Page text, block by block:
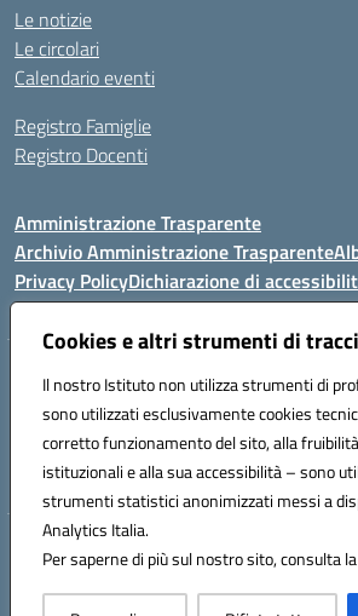
Cookies e altri strumenti di
Il nostro Istituto non utilizza strumenti di
sono utilizzati esclusivamente cookies
corretto funzionamento del sito, alla
istituzionali e alla sua accessibilità – sono
strumenti statistici anonimizzati messi a
Analytics Italia.
Per saperne di più sul nostro sito, consulta
Le notizie
Le circolari
Calendario eventi
Registro Famiglie
Registro Docenti
Amministrazione Trasparente
Archivio Amministrazione Trasparente
Privacy PolicyDichiarazione di
Istituto Comprensivo Statale
Via Cupa Campanariello, 5 - 80059, Torre del
Tel. +39 0818834377 - Fax +39 0818834377 -
Email: naic8df00a@istruzione.it - PEC:
Hosting & Powered by 3D
Concept & Design by